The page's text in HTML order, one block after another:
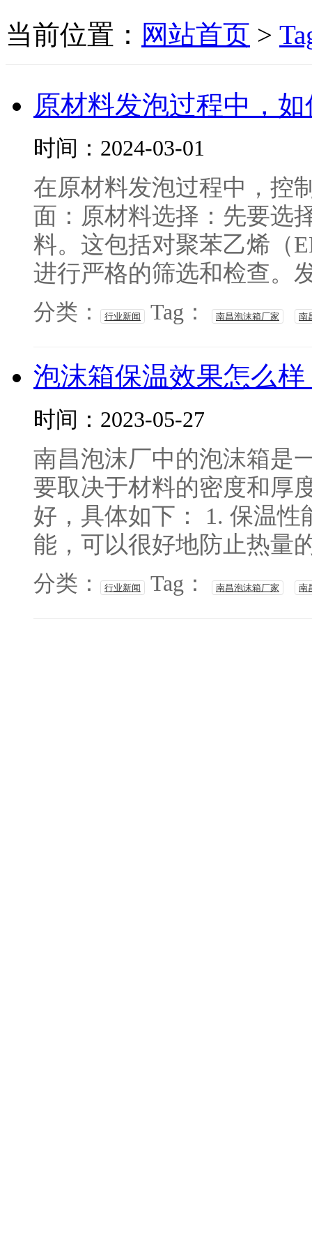
当前位置： 网站首页 >
原材料发泡过程中，
时间：2024-03-01
在原材料发泡过程中，控
面：原材料选择：先要选
料。这包括对聚苯乙烯（
进行严格的筛选和检查。
分类： 行业新闻 Tag： 南昌泡沫箱厂家 南
泡沫箱保温效果怎么样
时间：2023-05-27
南昌泡沫厂中的泡沫箱是
要取决于材料的密度和厚
好，具体如下： 1. 保温
能，可以很好地防止热量
分类： 行业新闻 Tag： 南昌泡沫箱厂家 南